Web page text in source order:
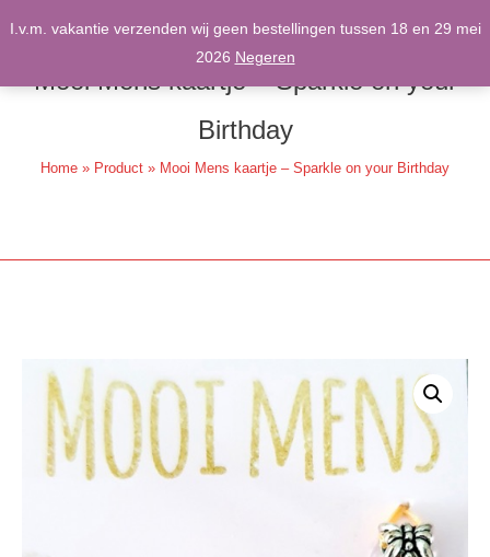
I.v.m. vakantie verzenden wij geen bestellingen tussen 18 en 29 mei
2026 Negeren
Mooi Mens kaartje – Sparkle on your
Birthday
Home » Product » Mooi Mens kaartje – Sparkle on your Birthday